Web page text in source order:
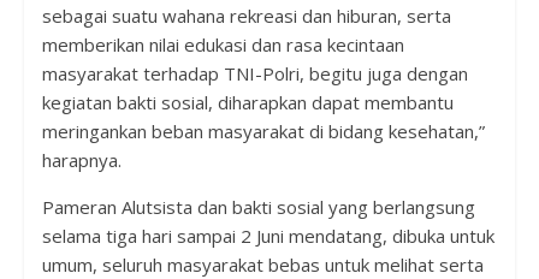
sebagai suatu wahana rekreasi dan hiburan, serta
memberikan nilai edukasi dan rasa kecintaan
masyarakat terhadap TNI-Polri, begitu juga dengan
kegiatan bakti sosial, diharapkan dapat membantu
meringankan beban masyarakat di bidang kesehatan,”
harapnya.
Pameran Alutsista dan bakti sosial yang berlangsung
selama tiga hari sampai 2 Juni mendatang, dibuka untuk
umum, seluruh masyarakat bebas untuk melihat serta